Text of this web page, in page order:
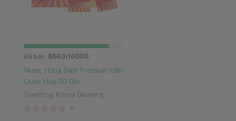
Đã bán: 8560/10000
Nước Hồng Sâm Premium Hàn
Quốc Hộp 30 Gói
Daedong Korea Ginseng
0